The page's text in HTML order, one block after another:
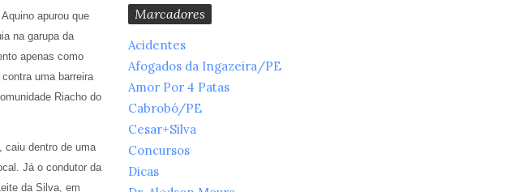
apurou que
na garupa da
apenas como
uma barreira
Riacho do
caiu dentro de uma
Já o condutor da
da Silva, em
Marcadores
Acidentes
Afogados da Ingazeira/PE
Amor Por 4 Patas
Cabrobó/PE
Cesar+Silva
Concursos
Dicas